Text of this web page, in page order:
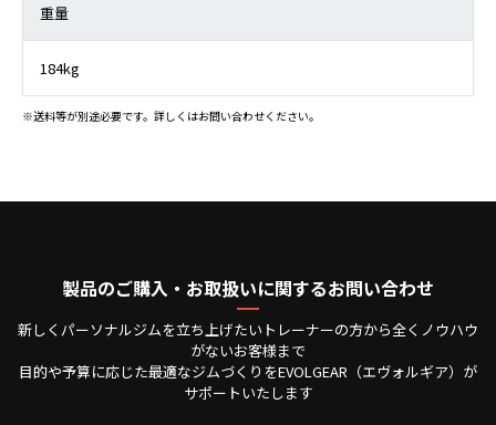
重量
184kg
※送料等が別途必要です。詳しくはお問い合わせください。
製品のご購入・お取扱いに関するお問い合わせ
新しくパーソナルジムを立ち上げたいトレーナーの方から全くノウハウ
がないお客様まで
目的や予算に応じた最適なジムづくりをEVOLGEAR（エヴォルギア）が
サポートいたします